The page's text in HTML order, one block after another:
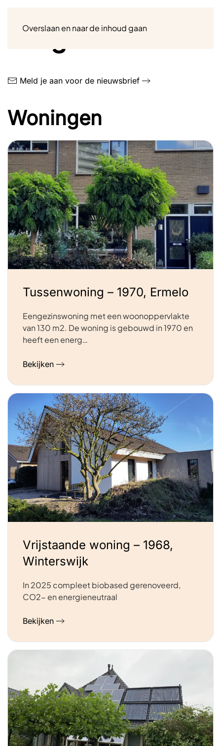
Overslaan en naar de inhoud gaan
Hergebruik
Meld je aan voor de nieuwsbrief
Woningen
Tussenwoning – 1970, Ermelo
Eengezinswoning met een woonoppervlakte
van 130 m2. De woning is gebouwd in 1970 en
heeft een energ…
Bekijken
Vrijstaande woning – 1968,
Winterswijk
In 2025 compleet biobased gerenoveerd,
CO2- en energieneutraal
Bekijken